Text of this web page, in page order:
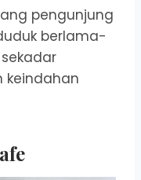
pengunjung
berlama-
keindahan